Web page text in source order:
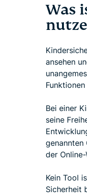
Was
ansehen
Bei einer
seine
genannten
der
Kein Tool
Sicherheit